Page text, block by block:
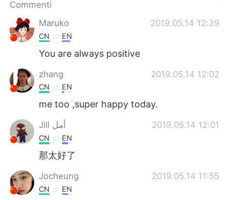
العربية
Deutsch 日本語
한국어
Indonesia
Türkçe
Português
Commenti
Maruko
2019.05.14 12:39
CN EN
You are always positive
zhang 2019.05.14 12:02
CN EN
me too ,super happy today.
Jill أمل 2019.05.14 12:01
CN EN
那太好了
Jocheung 2019.05.14 11:55
CN EN